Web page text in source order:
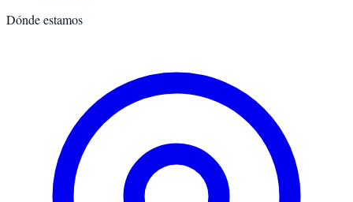
Dónde estamos